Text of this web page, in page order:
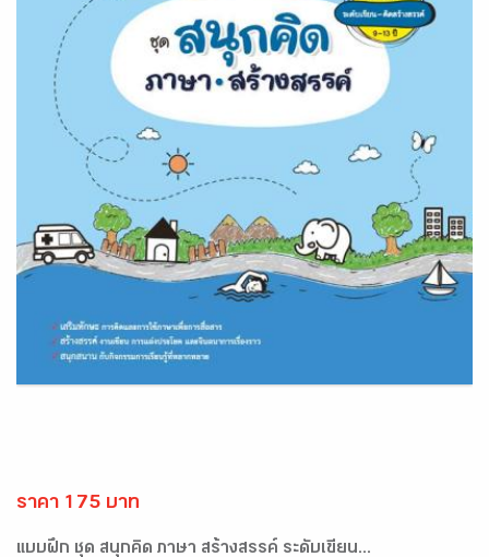
ราคา 175 บาท
แบบฝึก ชุด สนุกคิด ภาษา สร้างสรรค์ ระดับเขียน...